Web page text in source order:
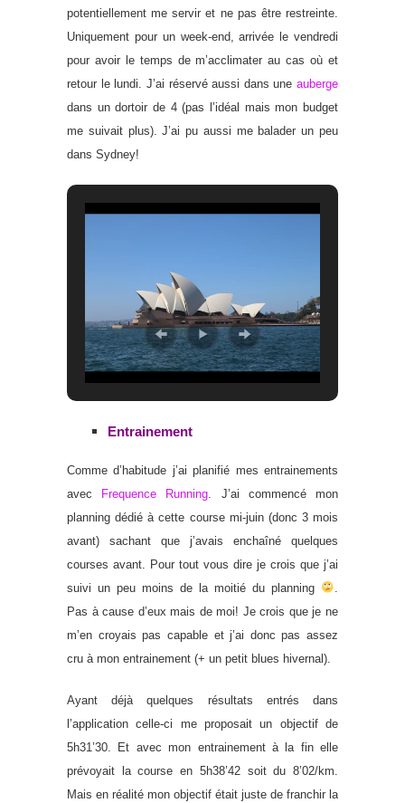
potentiellement me servir et ne pas être restreinte.
Uniquement pour un week-end, arrivée le vendredi
pour avoir le temps de m’acclimater au cas où et
retour le lundi. J’ai réservé aussi dans une auberge
dans un dortoir de 4 (pas l’idéal mais mon budget
me suivait plus). J’ai pu aussi me balader un peu
dans Sydney!
Entrainement
Comme d’habitude j’ai planifié mes entrainements
avec Frequence Running . J’ai commencé mon
planning dédié à cette course mi-juin (donc 3 mois
avant) sachant que j’avais enchaîné quelques
courses avant. Pour tout vous dire je crois que j’ai
suivi un peu moins de la moitié du planning
Pas à cause d’eux mais de moi! Je crois que je ne
m’en croyais pas capable et j’ai donc pas assez
cru à mon entrainement (+ un petit blues hivernal).
Ayant déjà quelques résultats entrés dans
l’application celle-ci me proposait un objectif de
5h31’30. Et avec mon entrainement à la fin elle
prévoyait la course en 5h38’42 soit du 8’02/km.
Mais en réalité mon objectif était juste de franchir la